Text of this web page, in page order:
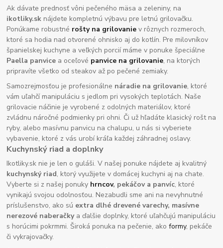
Ak dávate prednosť vôni pečeného mäsa a zeleniny, na
ikotliky.sk nájdete kompletnú výbavu pre letnú grilovačku.
Ponúkame robustné rošty na grilovanie v rôznych rozmeroch,
ktoré sa hodia nad otvorené ohnisko aj do kotlín. Pre milovníkov
španielskej kuchyne a veľkých porcií máme v ponuke špeciálne
Paella panvice a oceľové panvice na grilovanie, na ktorých
pripravíte všetko od steakov až po pečené zemiaky.
Samozrejmosťou je profesionálne náradie na grilovanie, ktoré
vám uľahčí manipuláciu s jedlom pri vysokých teplotách. Naše
grilovacie náčinie je vyrobené z odolných materiálov, ktoré
zvládnu náročné podmienky pri ohni. Či už hľadáte klasický rošt na
ryby, alebo masívnu panvicu na chalupu, u nás si vyberiete
vybavenie, ktoré z vás urobí kráľa každej záhradnej oslavy.
Kuchynský riad a doplnky
Ikotliky.sk nie je len o guláši. V našej ponuke nájdete aj kvalitný
kuchynský riad, ktorý využijete v domácej kuchyni aj na chate.
Vyberte si z našej ponuky hrncov, pekáčov a panvíc, ktoré
vynikajú svojou odolnosťou. Nezabudli sme ani na nevyhnutné
príslušenstvo, ako sú extra dlhé drevené varechy, masívne
nerezové naberačkya ďalšie doplnky, ktoré uľahčujú manipuláciu
s horúcimi pokrmmi. Široká ponuka na pečenie, akoformy, pekáče
či vykrajovačky.